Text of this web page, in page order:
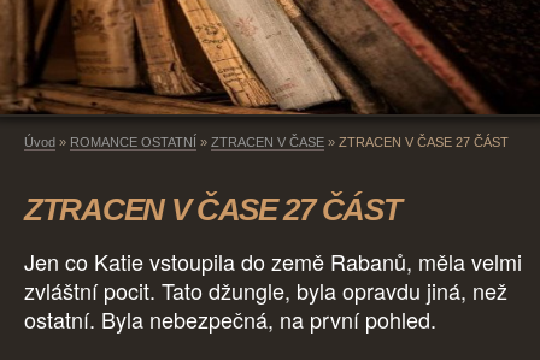
Úvod » ROMANCE OSTATNÍ » ZTRACEN V ČASE » ZTRACEN V ČASE 27 ČÁST
ZTRACEN V ČASE 27 ČÁST
Jen co Katie vstoupila do země Rabanů, měla velmi
zvláštní pocit. Tato džungle, byla opravdu jiná, než
ostatní. Byla nebezpečná, na první pohled.